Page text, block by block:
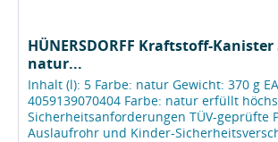
HÜNERSDORFF Kraftstoff-
natur...
Inhalt (l): 5 Farbe: natur Gewicht: 370 g
4059139070404 Farbe: natur erfüllt
Sicherheitsanforderungen TÜV-geprüfte
Auslaufrohr und Kinder-